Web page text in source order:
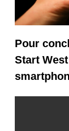
Pour
Start